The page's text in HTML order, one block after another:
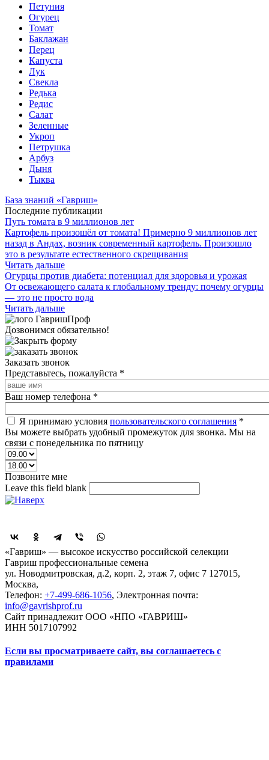
Петуния
Огурец
Томат
Баклажан
Перец
Капуста
Лук
Свекла
Редька
Редис
Салат
Зеленные
Укроп
Петрушка
Арбуз
Дыня
Тыква
База знаний «Гавриш»
Последние публикации
Путь томата в 9 миллионов лет
Картофель произошёл от томата! Примерно 9 миллионов лет
назад в Андах, возник современный картофель. Произошло
это в результате естественного скрещивания
Читать дальше
Огурцы против диабета: потенциал для здоровья и урожая
От освежающего салата к глобальному тренду: почему огурцы
— это не просто вода
Читать дальше
Дозвонимся обязательно!
Заказать звонок
Представьтесь, пожалуйста *
Ваш номер телефона *
Я принимаю условия пользовательского соглашения *
Вы можете выбрать удобный промежуток для звонка. Мы на
связи с понедельника по пятницу
Позвоните мне
Leave this field blank
«Гавриш» — высокое искусство российской селекции
Гавриш профессиональные семена
ул. Новодмитровская, д.2, корп. 2, этаж 7, офис 7 127015,
Москва,
Телефон: +7-499-686-1056, Электронная почта:
info@gavrishprof.ru
Сайт принадлежит ООО «НПО «ГАВРИШ»
ИНН 5017107992
Если вы просматриваете сайт, вы соглашаетесь с
правилами